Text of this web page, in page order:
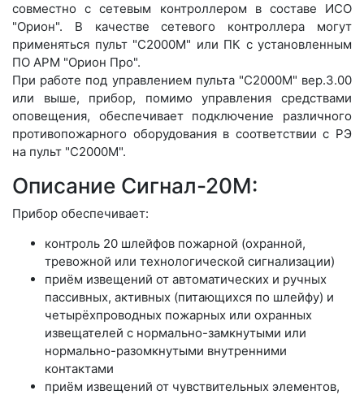
совместно с сетевым контроллером в составе ИСО
"Орион". В качестве сетевого контроллера могут
применяться пульт "С2000М" или ПК с установленным
ПО АРМ "Орион Про".
При работе под управлением пульта "С2000М" вер.3.00
или выше, прибор, помимо управления средствами
оповещения, обеспечивает подключение различного
противопожарного оборудования в соответствии с РЭ
на пульт "С2000М".
Описание Сигнал-20М:
Прибор обеспечивает:
контроль 20 шлейфов пожарной (охранной,
тревожной или технологической сигнализации)
приём извещений от автоматических и ручных
пассивных, активных (питающихся по шлейфу) и
четырёхпроводных пожарных или охранных
извещателей с нормально-замкнутыми или
нормально-разомкнутыми внутренними
контактами
приём извещений от чувствительных элементов,